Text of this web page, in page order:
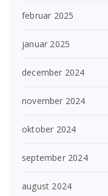
februar 2025
januar 2025
december 2024
november 2024
oktober 2024
september 2024
august 2024